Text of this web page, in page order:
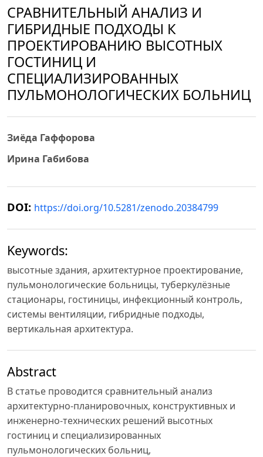
СРАВНИТЕЛЬНЫЙ АНАЛИЗ И
ГИБРИДНЫЕ ПОДХОДЫ К
ПРОЕКТИРОВАНИЮ ВЫСОТНЫХ
ГОСТИНИЦ И
СПЕЦИАЛИЗИРОВАННЫХ
ПУЛЬМОНОЛОГИЧЕСКИХ БОЛЬНИЦ
Зиёда Гаффорова
Ирина Габибова
DOI: https://doi.org/10.5281/zenodo.20384799
Keywords:
высотные здания, архитектурное проектирование,
пульмонологические больницы, туберкулёзные
стационары, гостиницы, инфекционный контроль,
системы вентиляции, гибридные подходы,
вертикальная архитектура.
Abstract
В статье проводится сравнительный анализ
архитектурно-планировочных, конструктивных и
инженерно-технических решений высотных
гостиниц и специализированных
пульмонологических больниц,